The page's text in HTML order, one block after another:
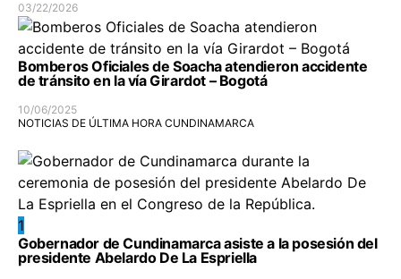
03/22/2026
Bomberos Oficiales de Soacha atendieron accidente
de tránsito en la vía Girardot – Bogotá
10/06/2025
NOTICIAS DE ÚLTIMA HORA CUNDINAMARCA
1
Gobernador de Cundinamarca asiste a la posesión del
presidente Abelardo De La Espriella